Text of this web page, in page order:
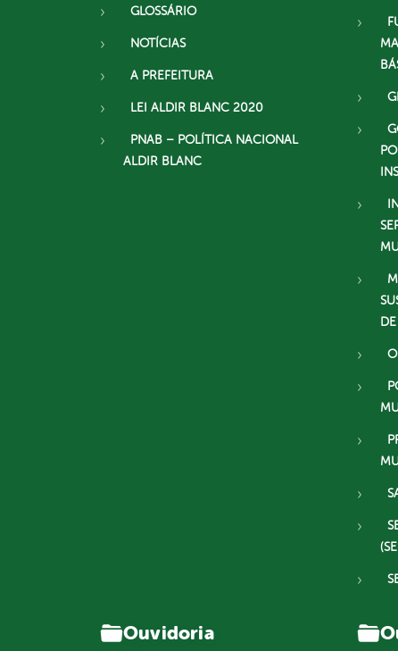
GLOSSÁRIO
NOTÍCIAS
A PREFEITURA
LEI ALDIR BLANC 2020
PNAB – POLÍTICA NACIONAL
ALDIR BLANC
Ouvidoria